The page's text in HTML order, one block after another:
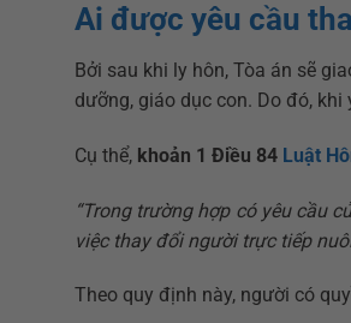
Ai được yêu cầu
Bởi sau khi ly hôn, Tòa án sẽ
dưỡng, giáo dục con. Do đó,
Cụ thể, khoản 1 Điều 84 Luật
“Trong trường hợp có yêu cầu
việc thay đổi người trực tiếp
Theo quy định này, người có